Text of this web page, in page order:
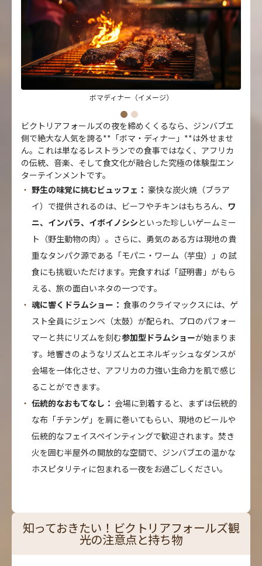
ボマディナー（イメージ）
ビクトリアフォールズの夜を締めくくるなら、ジンバブエ
側で絶大な人気を誇る**「ボマ・ディナー」**は外せませ
ん。これは単なるレストランでの食事ではなく、アフリカ
の伝統、音楽、そして食文化が融合した究極の体験型エン
ターテインメントです。
野生の味覚に挑むビュッフェ： 豪快な炭火焼（ブラア
イ）で提供されるのは、ビーフやチキンはもちろん、 ワ
ニ、インパラ、イボイノシシといった珍しいゲームミー
ト（野生動物の肉）。さらに、勇気のある方は現地の貴
重なタンパク源である「モパニ・ワーム（芋虫）」の試
食にも挑戦いただけます。完食すれば「証明書」がもら
える、旅の面白いネタの一つです。
魂に響くドラムショー： 食事のクライマックスには、ゲ
スト全員にジェンベ（太鼓）が配られ、プロのパフォー
マーと共にリズムを刻む参加型ドラムショーが始まりま
す。地響きのようなリズムとエネルギッシュなダンスが
会場を一体化させ、アフリカの力強い生命力を肌で感じ
ることができます。
伝統的なおもてなし： 会場に到着すると、まずは伝統的
な布「チテンゲ」を肩に巻いてもらい、現地のビールや
伝統的なフェイスペインティングで歓迎されます。焚き
火を囲む半屋外の開放的な空間で、ジンバブエの温かな
ホスピタリティに包まれる一夜をお過ごしください。
知っておきたい！ビクトリアフォールズ観
光の注意点と持ち物